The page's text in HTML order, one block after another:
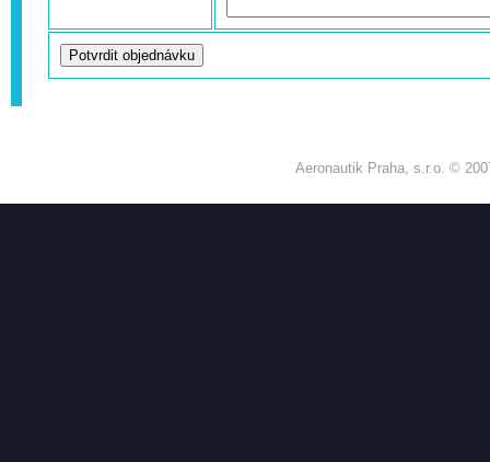
Aeronautik Praha, s.r.o. ©